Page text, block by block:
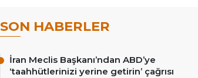
SON HABERLER
İran Meclis Başkanı’ndan ABD’ye
‘taahhütlerinizi yerine getirin’ çağrısı